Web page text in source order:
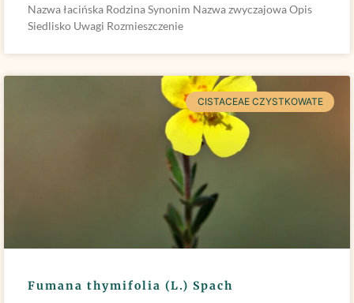
Nazwa łacińska Rodzina Synonim Nazwa zwyczajowa Opis
Siedlisko Uwagi Rozmieszczenie
CISTACEAE CZYSTKOWATE
Fumana thymifolia (L.) Spach